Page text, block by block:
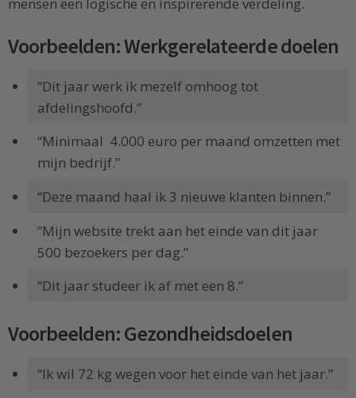
Voorbeelden: Werkgerelateerde doelen
“Dit jaar werk ik mezelf omhoog tot
afdelingshoofd.”
“Minimaal  4.000 euro per maand omzetten met
mijn bedrijf.”
“Deze maand haal ik 3 nieuwe klanten binnen.”
“Mijn website trekt aan het einde van dit jaar
500 bezoekers per dag.”
“Dit jaar studeer ik af met een 8.”
Voorbeelden: Gezondheidsdoelen
“Ik wil 72 kg wegen voor het einde van het jaar.”